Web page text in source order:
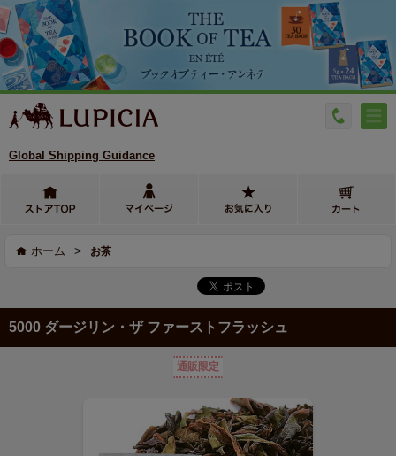
Global Shipping Guidance
ホーム > お茶
5000 ダージリン・ザ ファーストフラッシュ
通販限定